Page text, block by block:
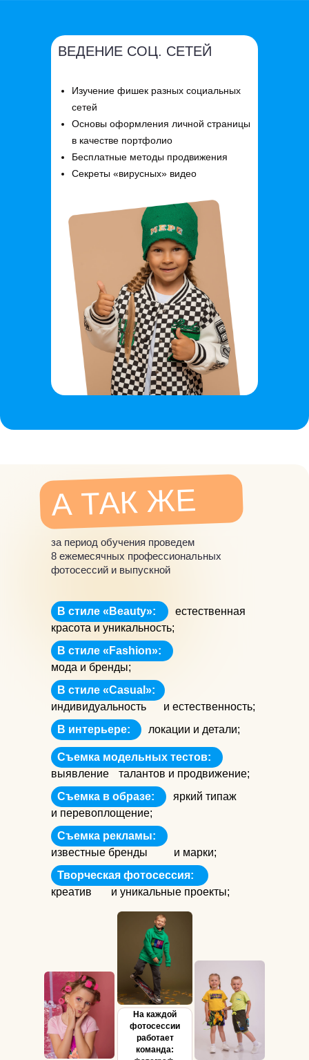
ВЕДЕНИЕ СОЦ. СЕТЕЙ
Изучение фишек разных социальных
сетей
Основы оформления личной страницы
в качестве портфолио
Бесплатные методы продвижения
Секреты «вирусных» видео
А ТАК ЖЕ
за период обучения проведем
8 ежемесячных профессиональных
фотосессий и выпускной
В стиле «Вeauty»:
естественная
красота и уникальность;
В стиле «Fashion»:
мода и бренды;
В стиле «Casual»:
индивидуальность
и естественность;
В интерьере:
локации и детали;
Съемка модельных тестов:
выявление
талантов и продвижение;
Съемка в образе:
яркий типаж
и перевоплощение;
Съемка рекламы:
известные бренды
и марки;
Творческая фотосессия:
креатив
и уникальные проекты;
На каждой
фотосессии
работает
команда: